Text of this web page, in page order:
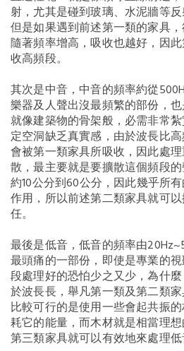
射，尤其是碰到玻璃、水泥牆等
但是如果遇到前述第一類的家具
隨著頻率增高，吸收也越好，因
收高頻段。
其次是中音，中音的頻率約從
樂器及人聲出沒最頻繁的部份，
就像建築物的骨架般，必需非常
定空洞缺乏真實感，由於波長比
會被第一類家具所吸收，因此處
散，最主要就是要擴散這個頻段
約10公分到60公分，因此幾乎所
作用，所以前述第二類家具就可
任。
最後是低音，低音的頻率由
最頭痛的一部份，即使是專業的
段處理好的恐怕少之又少，為什
於波長長，舉凡第一類及第二類
比較可行的是使用一些會起共振
耗它的能量，而木材就是相當理
第三類家具就可以有效地來處理低